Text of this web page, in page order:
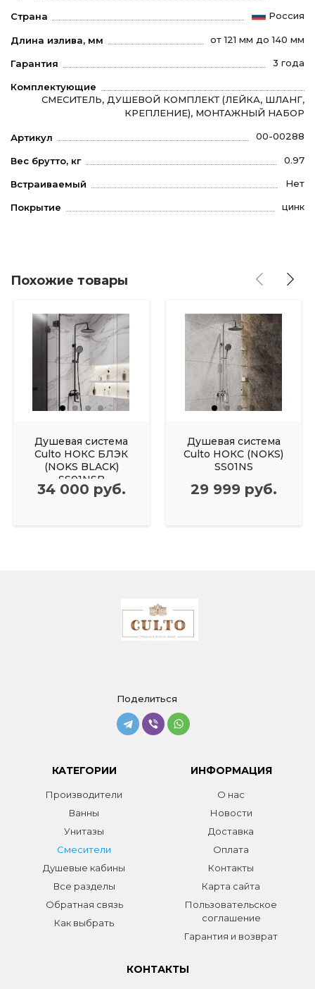
Страна Россия
Длина излива, мм от 121 мм до 140 мм
Гарантия 3 года
Комплектующие
СМЕСИТЕЛЬ, ДУШЕВОЙ КОМПЛЕКТ (ЛЕЙКА, ШЛАНГ,
КРЕПЛЕНИЕ), МОНТАЖНЫЙ НАБОР
Артикул 00-00288
Вес брутто, кг 0.97
Встраиваемый Нет
Покрытие цинк
Похожие товары
Душевая система
Culto НОКС БЛЭК
(NOKS BLACK)
SS01NSB
34 000 руб.
Душевая система
Culto НОКС (NOKS)
SS01NS
29 999 руб.
Поделиться
КАТЕГОРИИ
Производители
Ванны
Унитазы
Смесители
Душевые кабины
Все разделы
Обратная связь
Как выбрать
ИНФОРМАЦИЯ
О нас
Новости
Доставка
Оплата
Контакты
Карта сайта
Пользовательское
соглашение
Гарантия и возврат
КОНТАКТЫ